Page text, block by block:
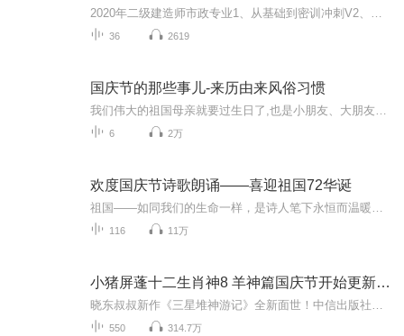
36 2619
国庆节的那些事儿-来历由来风俗习惯
6 2万
欢度国庆节诗歌朗诵——喜迎祖国72华诞
116 11万
小猪屏蓬十二生肖神8 羊神篇国庆节开始更新啦！
550 314.7万